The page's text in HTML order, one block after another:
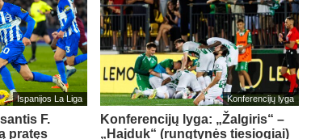
Ispanijos La Liga
F.
pratęs
Konferencijų lyga
Konferencijų lyga: „Žalgiris“ –
„Hajduk“ (rungtynės tiesiogiai)